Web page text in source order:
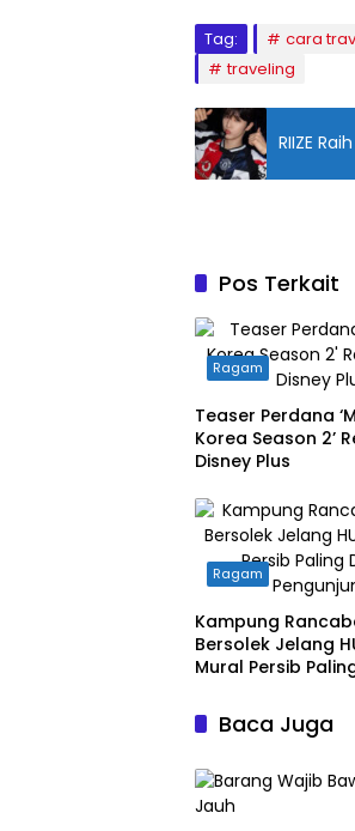
Tag: cara
traveling
RIIZE
Pos Terkait
Ragam
Teaser Perdana
Korea Season 2’
Disney Plus
Ragam
Kampung
Bersolek Jelang
Mural Persib
Baca Juga